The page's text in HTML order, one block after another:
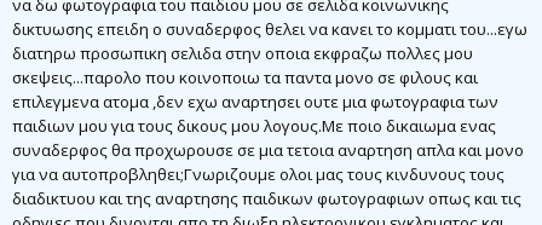
να δω φωτογραφια του παιδιου μου σε σελιδα κοινωνικης
δικτυωσης επειδη ο συναδερφος θελει να κανει το κομματι του...εγω
διατηρω προσωπικη σελιδα στην οποια εκφραζω πολλες μου
σκεψεις...παρολο που κοινοποιω τα παντα μονο σε φιλους και
επιλεγμενα ατομα ,δεν εχω αναρτησει ουτε μια φωτογραφια των
παιδιων μου για τους δικους μου λογους.Με ποιο δικαιωμα ενας
συναδερφος θα προχωρουσε σε μια τετοια αναρτηση απλα και μονο
για να αυτοπροβληθει;Γνωριζουμε ολοι μας τους κινδυνους τους
διαδικτυου και της αναρτησης παιδικων φωτογραφιων οπως και τις